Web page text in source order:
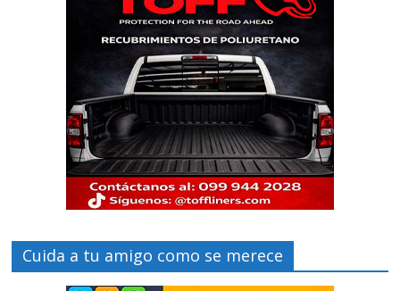
Cuida a tu amigo como se merece